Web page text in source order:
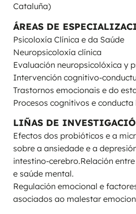
Cataluña)
ÁREAS DE
Psicoloxía Clínica e da Saúde
Neuropsicoloxía clínica
Evaluación neuropsicolóxica y
Intervención cognitivo-
Trastornos emocionais e do
Procesos cognitivos e conducta
LIÑAS DE
Efectos dos probióticos e a
sobre a ansiedade e a
intestino-cerebro.Relación
e saúde mental.
Regulación emocional e
asociados ao malestar